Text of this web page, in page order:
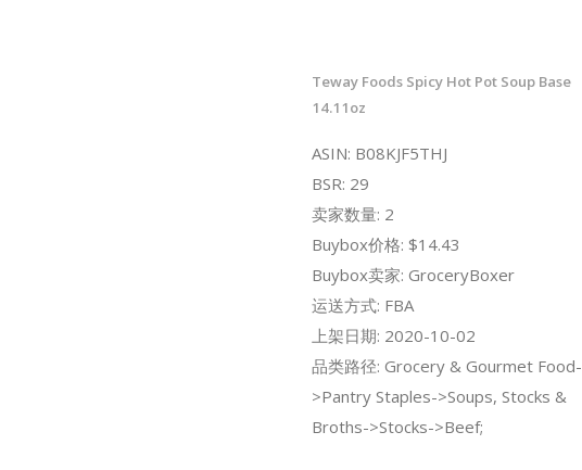
Teway Foods Spicy Hot Pot Soup Base
14.11oz
ASIN: B08KJF5THJ
BSR: 29
卖家数量: 2
Buybox价格: $14.43
Buybox卖家: GroceryBoxer
运送方式: FBA
上架日期: 2020-10-02
品类路径: Grocery & Gourmet Food-
>Pantry Staples->Soups, Stocks &
Broths->Stocks->Beef;